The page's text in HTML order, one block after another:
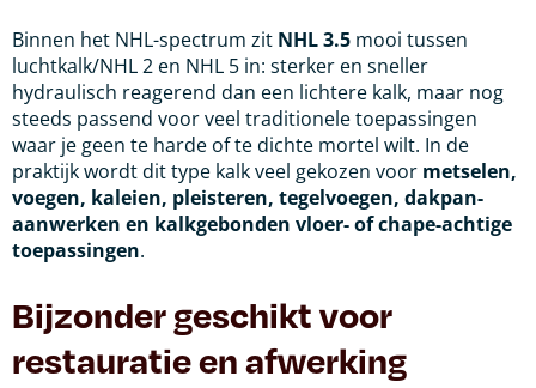
Binnen het NHL-spectrum zit NHL 3.5 mooi tussen
luchtkalk/NHL 2 en NHL 5 in: sterker en sneller
hydraulisch reagerend dan een lichtere kalk, maar nog
steeds passend voor veel traditionele toepassingen
waar je geen te harde of te dichte mortel wilt. In de
praktijk wordt dit type kalk veel gekozen voor metselen,
voegen, kaleien, pleisteren, tegelvoegen, dakpan-
aanwerken en kalkgebonden vloer- of chape-achtige
toepassingen.
Bijzonder geschikt voor
restauratie en afwerking